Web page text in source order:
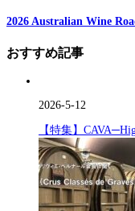
2026 Australian Wine
おすすめ記事
2026-5-12
【特集】